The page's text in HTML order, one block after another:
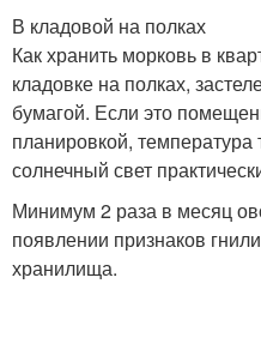
В кладовой на полках
Как хранить морковь в
кладовке на полках,
бумагой. Если это
планировкой,
солнечный свет
Минимум 2 раза в месяц
появлении признаков
хранилища.